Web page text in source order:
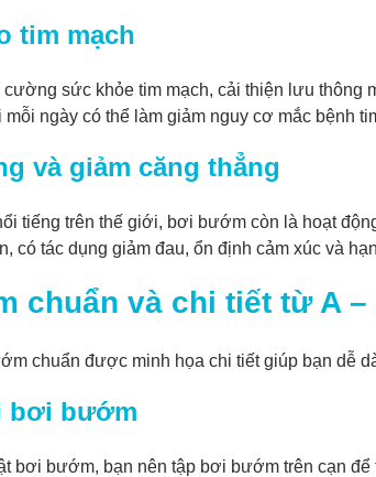
tim mạch
sức khỏe tim mạch, cải thiện lưu thông
ngày có thể làm giảm nguy cơ mắc bệnh
và giảm căng thẳng
tiếng trên thế giới, bơi bướm còn là hoạt
có tác dụng giảm đau, ổn định cảm xúc và
chuẩn và chi tiết từ A –
chuẩn được minh họa chi tiết giúp bạn dễ
bơi bướm
bơi bướm, bạn nên tập bơi bướm trên cạn